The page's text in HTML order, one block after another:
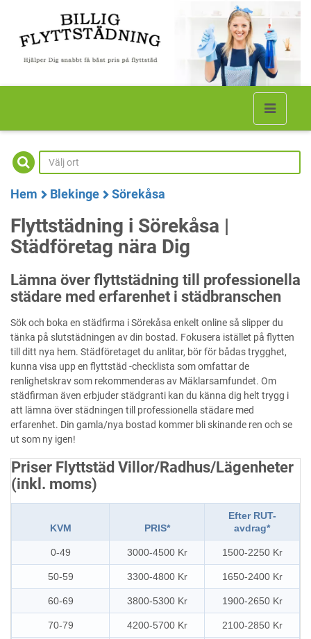
Hem Blekinge Sörekåsa
Flyttstädning i Sörekåsa |
Städföretag nära Dig
Lämna över flyttstädning till professionella
städare med erfarenhet i städbranschen
Sök och boka en städfirma i Sörekåsa enkelt online så slipper du
tänka på slutstädningen av din bostad. Fokusera istället på flytten
till ditt nya hem. Städföretaget du anlitar, bör för bådas trygghet,
kunna visa upp en flyttstäd -checklista som omfattar de
renlighetskrav som rekommenderas av Mäklarsamfundet. Om
städfirman även erbjuder städgranti kan du känna dig helt trygg i
att lämna över städningen till professionella städare med
erfarenhet. Din gamla/nya bostad kommer bli skinande ren och se
ut som ny igen!
Priser Flyttstäd Villor/Radhus/Lägenheter
(inkl. moms)
KVM PRIS*
Efter RUT-
avdrag*
0-49 3000-4500 Kr 1500-2250 Kr
50-59 3300-4800 Kr 1650-2400 Kr
60-69 3800-5300 Kr 1900-2650 Kr
70-79 4200-5700 Kr 2100-2850 Kr